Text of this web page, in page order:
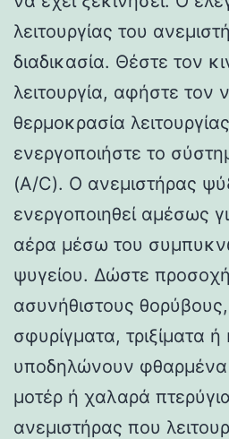
λειτουργίας του
διαδικασία. Θέστε τον
λειτουργία, αφήστε τον
θερμοκρασία
ενεργοποιήστε το
(A/C). Ο ανεμιστήρας
ενεργοποιηθεί αμέσως
αέρα μέσω του
ψυγείου. Δώστε
ασυνήθιστους
σφυρίγματα, τριξίματα
υποδηλώνουν
μοτέρ ή χαλαρά
ανεμιστήρας που